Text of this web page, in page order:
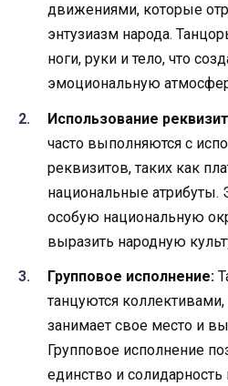
движениями, которые
энтузиазм народа.
ноги, руки и тело, что
эмоциональную
Использование
часто выполняются с
реквизитов, таких как
национальные атрибуты.
особую национальную
выразить народную
Групповое исполнение:
танцуются
занимает свое место и
Групповое исполнение
единство и солидарность